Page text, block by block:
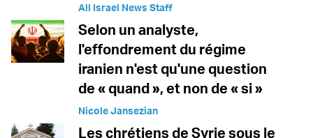
All Israel News Staff
Selon un analyste,
l'effondrement du régime
iranien n'est qu'une question
de « quand », et non de « si »
Nicole Jansezian
Les chrétiens de Syrie sous le